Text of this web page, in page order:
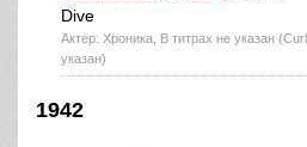
Dive
Актер: Хроника, В титрах не указан
указан)
1942